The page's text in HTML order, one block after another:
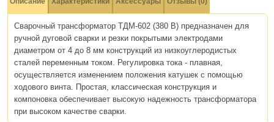
Сварочный трансформатор ТДМ-602 (380 В) предназначен для
ручной дуговой сварки и резки покрытыми электродами
диаметром от 4 до 8 мм конструкций из низкоуглеродистых
сталей переменным током. Регулировка тока - плавная,
осуществляется изменением положения катушек с помощью
ходового винта. Простая, классическая конструкция и
компоновка обеспечивает высокую надежность трансформатора
при высоком качестве сварки.